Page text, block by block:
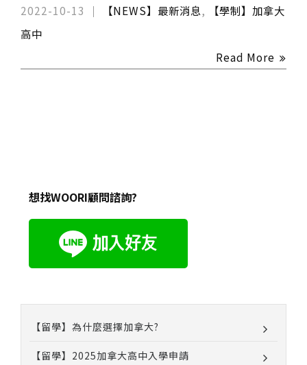
2022-10-13 【NEWS】最新消息,
【學制】加拿大
高中
Read More
想找WOORI顧問諮詢?
【留學】為什麼選擇加拿大?
【留學】2025加拿大高中入學申請